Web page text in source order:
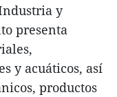
y
presenta
y acuáticos, así
productos